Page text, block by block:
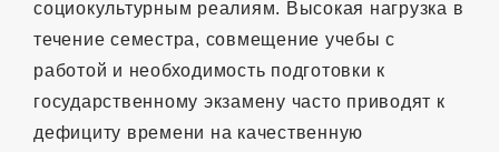
социокультурным реалиям. Высокая нагрузка в
течение семестра, совмещение учебы с
работой и необходимость подготовки к
государственному экзамену часто приводят к
дефициту времени на качественную